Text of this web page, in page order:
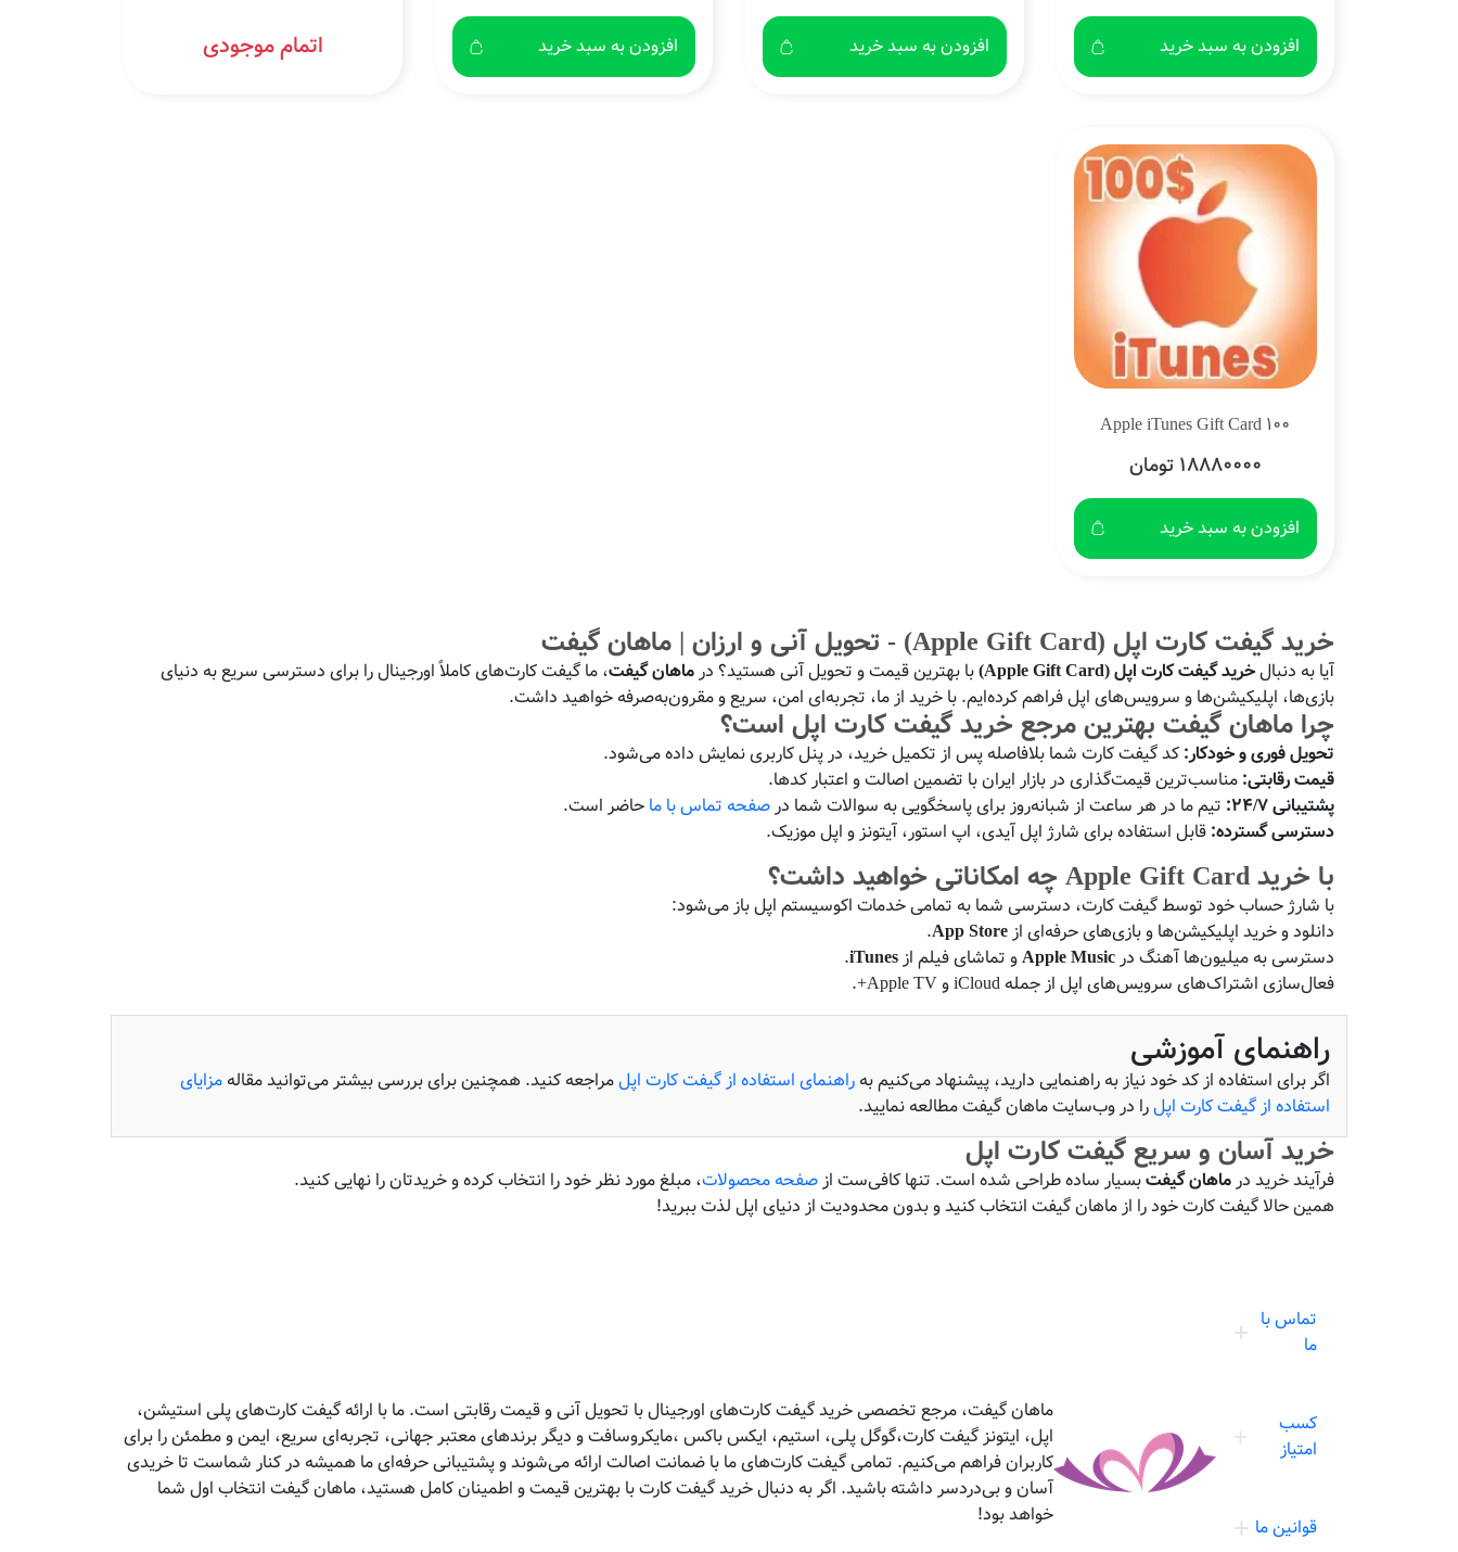
افزودن به سبد خرید افزودن به سبد خرید افزودن به سبد خرید اتمام موجودی
Apple iTunes Gift Card 100
18880000 تومان
افزودن به سبد خرید
خرید گیفت کارت اپل (Apple Gift Card) - تحویل آنی و ارزان | ماهان گیفت
آیا به دنبالخرید گیفت کارت اپل (Apple Gift Card) با بهترین قیمت و تحویل آنی هستید؟ در ماهان گیفت، ما گیفت کارت‌های کاملاً اورجینال را برای دسترسی سریع به دنیای
بازی‌ها، اپلیکیشن‌ها و سرویس‌های اپل فراهم کرده‌ایم. با خرید از ما، تجربه‌ای امن، سریع و مقرون‌به‌صرفه خواهید داشت.
چرا ماهان گیفت بهترین مرجع خرید گیفت کارت اپل است؟
تحویل فوری و خودکار: کد گیفت کارت شما بلافاصله پس از تکمیل خرید، در پنل کاربری نمایش داده می‌شود.
قیمت رقابتی: مناسب‌ترین قیمت‌گذاری در بازار ایران با تضمین اصالت و اعتبار کدها.
پشتیبانی ۲۴/۷:
تیم ما در هر ساعت از شبانه‌روز برای پاسخگویی به سوالات شما در صفحه تماس با ما حاضر است.
دسترسی گسترده: قابل استفاده برای شارژ اپل آیدی، اپ استور، آیتونز و اپل موزیک.
با خرید Apple Gift Card چه امکاناتی خواهید داشت؟
با شارژ حساب خود توسط گیفت کارت، دسترسی شما به تمامی خدمات اکوسیستم اپل باز می‌شود:
دانلود و خرید اپلیکیشن‌ها و بازی‌های حرفه‌ای از App Store
.
دسترسی به میلیون‌ها آهنگ در Apple Musicو تماشای فیلم از iTunes
.
فعال‌سازی اشتراک‌های سرویس‌های اپل از جمله iCloud و Apple TV+.
راهنمای آموزشی
اگر برای استفاده از کد خود نیاز به راهنمایی دارید، پیشنهاد می‌کنیم به راهنمای استفاده از گیفت کارت اپلمراجعه کنید. همچنین برای بررسی بیشتر می‌توانید مقاله مزایای
استفاده از گیفت کارت اپلرا در وب‌سایت ماهان گیفت مطالعه نمایید.
خرید آسان و سریع گیفت کارت اپل
فرآیند خرید در ماهان گیفتبسیار ساده طراحی شده است. تنها کافی‌ست از صفحه محصولات، مبلغ مورد نظر خود را انتخاب کرده و خریدتان را نهایی کنید.
همین حالا گیفت کارت خود را از ماهان گیفت انتخاب کنید و بدون محدودیت از دنیای اپل لذت ببرید!
تماس با
ما
کسب
امتیاز
قوانین ما
ماهان گیفت، مرجع تخصصی خرید گیفت کارت‌های اورجینال با تحویل آنی و قیمت رقابتی است. ما با ارائه گیفت کارت‌های پلی استیشن،
اپل، ایتونز گیفت کارت،گوگل پلی، استیم، ایکس باکس ،مایکروسافت و دیگر برندهای معتبر جهانی، تجربه‌ای سریع، ایمن و مطمئن را برای
کاربران فراهم می‌کنیم. تمامی گیفت کارت‌های ما با ضمانت اصالت ارائه می‌شوند و پشتیبانی حرفه‌ای ما همیشه در کنار شماست تا خریدی
آسان و بی‌دردسر داشته باشید. اگر به دنبال خرید گیفت کارت با بهترین قیمت و اطمینان کامل هستید، ماهان گیفت انتخاب اول شما
خواهد بود!